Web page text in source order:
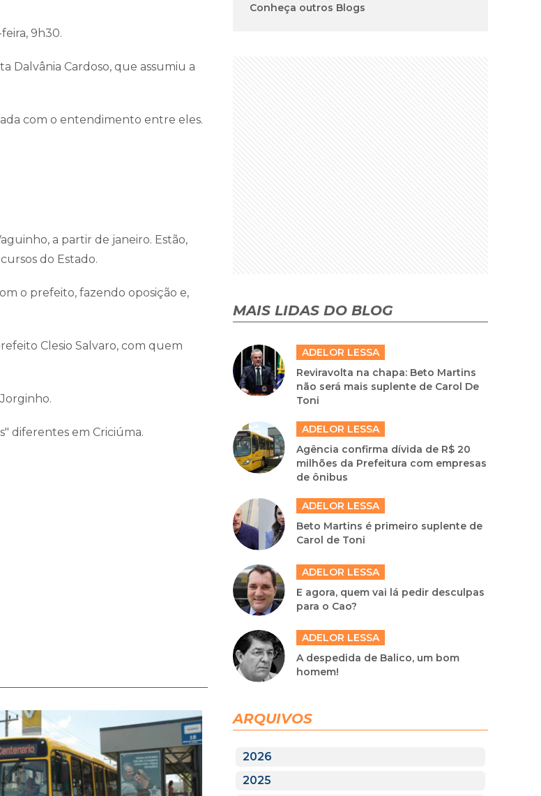
9h30.
Dalvânia Cardoso, que assumiu a
com o entendimento entre eles.
a partir de janeiro. Estão,
do Estado.
o prefeito, fazendo oposição e,
Clesio Salvaro, com quem
diferentes em Criciúma.
Conheça outros Blogs
MAIS LIDAS DO BLOG
ADELOR LESSA
Reviravolta na chapa: Beto Martins
não será mais suplente de Carol De
Toni
ADELOR LESSA
Agência confirma dívida de R$ 20
milhões da Prefeitura com empresas
de ônibus
ADELOR LESSA
Beto Martins é primeiro suplente de
Carol de Toni
ADELOR LESSA
E agora, quem vai lá pedir desculpas
para o Cao?
ADELOR LESSA
A despedida de Balico, um bom
homem!
ARQUIVOS
2026
2025